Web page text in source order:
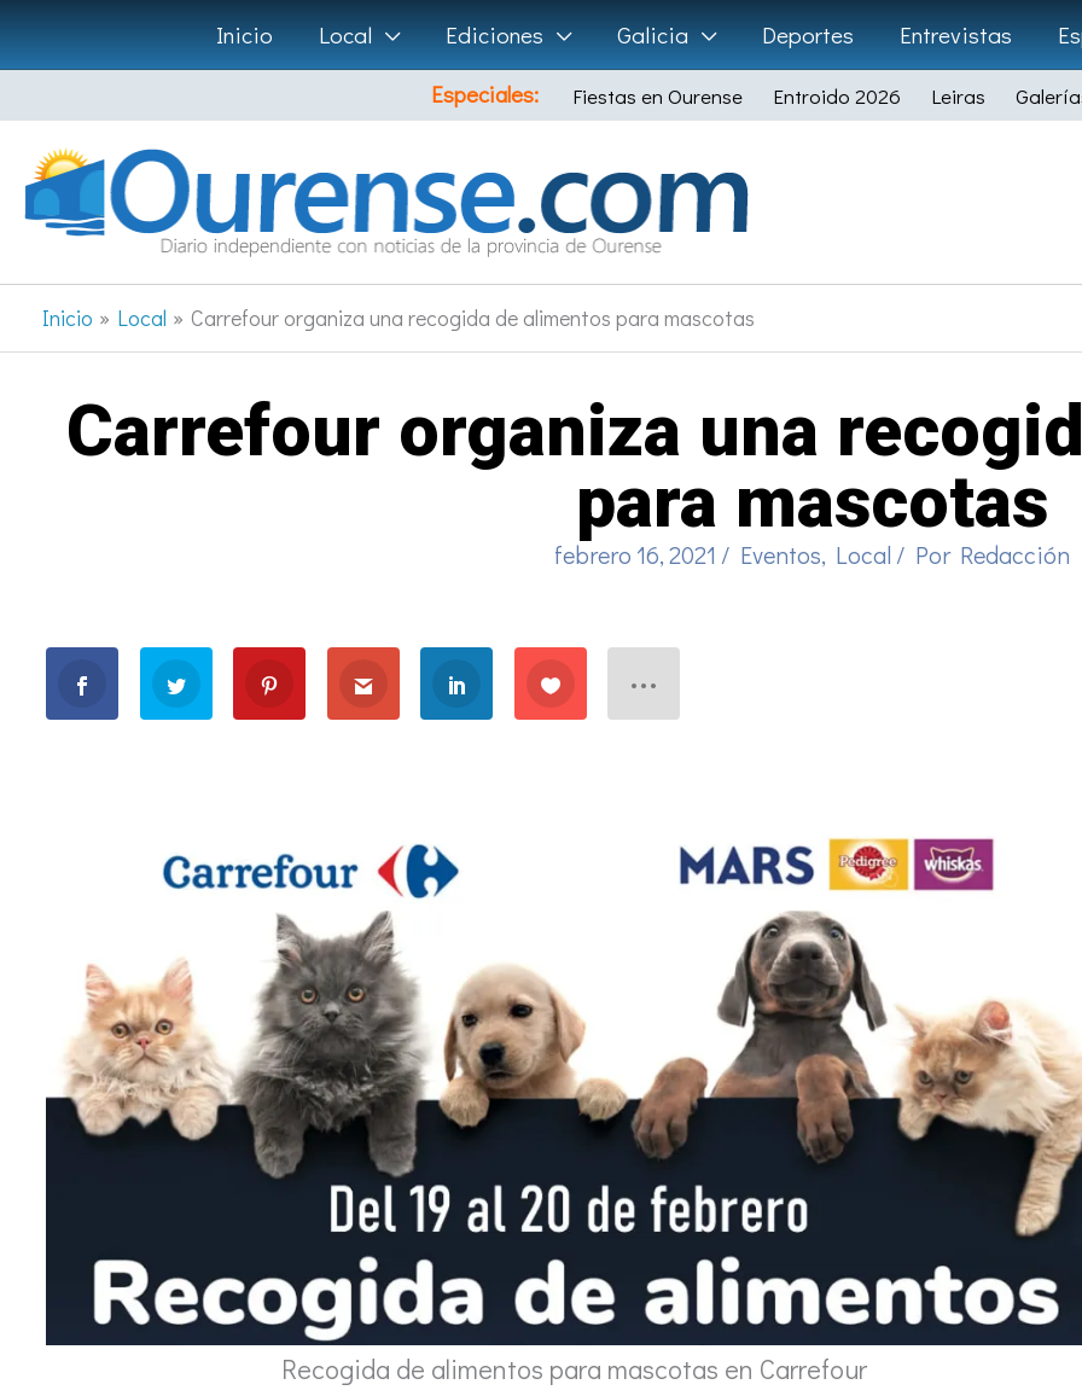
Ir
al
contenido
Inicio Local Ediciones Galicia Deportes Entrevistas
Especiales:
Fiestas en Ourense Entroido 2026 Leiras
Inicio Local Carrefour organiza una recogida de alimentos para mascotas
Carrefour organiza una
para mascotas
febrero 16, 2021 / Eventos, Local / Por Redacción
Recogida de alimentos para mascotas en Carrefour